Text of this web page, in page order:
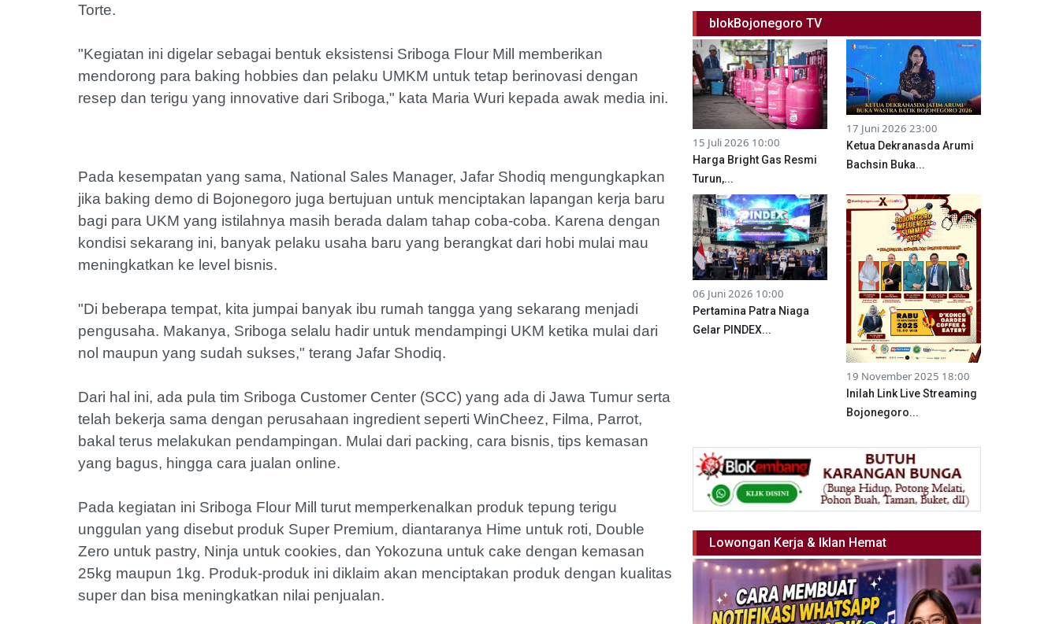
Torte.
"Kegiatan ini digelar sebagai bentuk eksistensi Sriboga Flour Mill memberikan
mendorong para baking hobbies dan pelaku UMKM untuk tetap berinovasi dengan
resep dan terigu yang innovative dari Sriboga," kata Maria Wuri kepada awak media ini.
Pada kesempatan yang sama, National Sales Manager, Jafar Shodiq mengungkapkan
jika baking demo di Bojonegoro juga bertujuan untuk menciptakan lapangan kerja baru
bagi para UKM yang istilahnya masih berada dalam tahap coba-coba. Karena dengan
kondisi sekarang ini, banyak pelaku usaha baru yang berangkat dari hobi mulai mau
meningkatkan ke level bisnis.
"Di beberapa tempat, kita jumpai banyak ibu rumah tangga yang sekarang menjadi
pengusaha. Makanya, Sriboga selalu hadir untuk mendampingi UKM ketika mulai dari
nol maupun yang sudah sukses," terang Jafar Shodiq.
Dari hal ini, ada pula tim Sriboga Customer Center (SCC) yang ada di Jawa Tumur serta
telah bekerja sama dengan perusahaan ingredient seperti WinCheez, Filma, Parrot,
bakal terus melakukan pendampingan. Mulai dari packing, cara bisnis, tips kemasan
yang bagus, hingga cara jualan online.
Pada kegiatan ini Sriboga Flour Mill turut memperkenalkan produk tepung terigu
unggulan yang disebut produk Super Premium, diantaranya Hime untuk roti, Double
Zero untuk pastry, Ninja untuk cookies, dan Yokozuna untuk cake dengan kemasan
25kg maupun 1kg. Produk-produk ini diklaim akan menciptakan produk dengan kualitas
super dan bisa meningkatkan nilai penjualan.
blokBojonegoro TV
15 Juli 2026 10:00
Harga Bright Gas Resmi
Turun,...
17 Juni 2026 23:00
Ketua Dekranasda Arumi
Bachsin Buka...
06 Juni 2026 10:00
Pertamina Patra Niaga
Gelar PINDEX...
19 November 2025 18:00
Inilah Link Live Streaming
Bojonegoro...
Lowongan Kerja & Iklan Hemat